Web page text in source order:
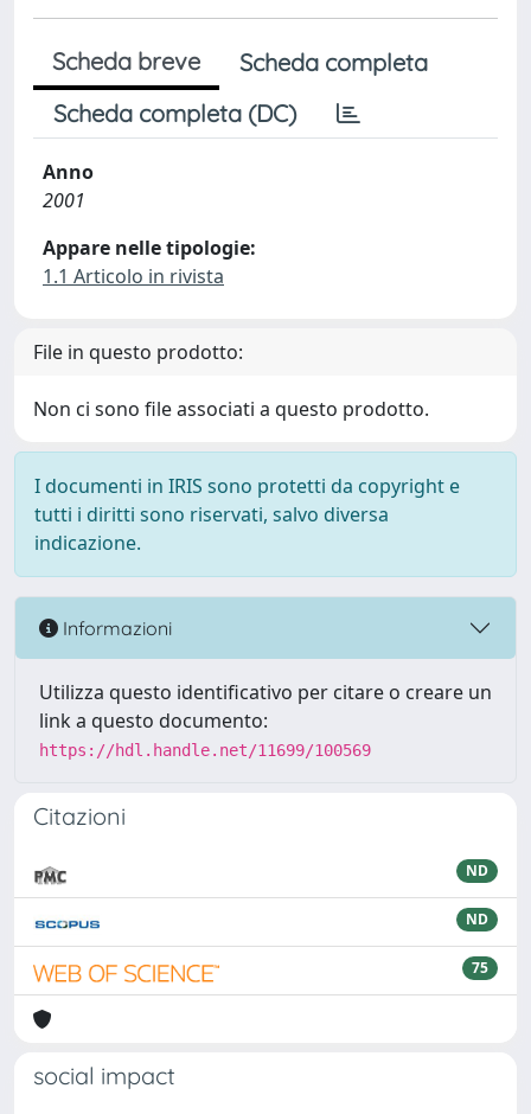
Scheda breve
Scheda completa
Scheda completa (DC)
Anno
2001
Appare nelle tipologie:
1.1 Articolo in rivista
File in questo prodotto:
Non ci sono file associati a questo prodotto.
I documenti in IRIS sono protetti da copyright e
tutti i diritti sono riservati, salvo diversa
indicazione.
Informazioni
Utilizza questo identificativo per citare o creare un
link a questo documento:
https://hdl.handle.net/11699/100569
Citazioni
ND
ND
75
social impact